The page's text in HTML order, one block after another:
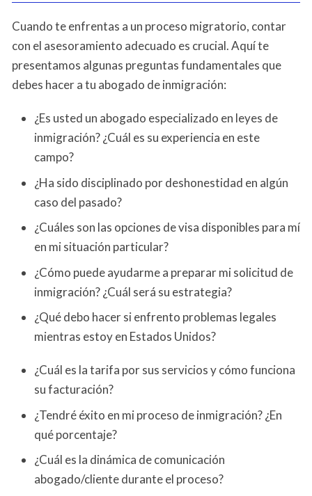
Cuando te enfrentas a un proceso migratorio, contar
con el asesoramiento adecuado es crucial. Aquí te
presentamos algunas preguntas fundamentales que
debes hacer a tu abogado de inmigración:
¿Es usted un abogado especializado en leyes de
inmigración? ¿Cuál es su experiencia en este
campo?
¿Ha sido disciplinado por deshonestidad en algún
caso del pasado?
¿Cuáles son las opciones de visa disponibles para mí
en mi situación particular?
¿Cómo puede ayudarme a preparar mi solicitud de
inmigración? ¿Cuál será su estrategia?
¿Qué debo hacer si enfrento problemas legales
mientras estoy en Estados Unidos?
¿Cuál es la tarifa por sus servicios y cómo funciona
su facturación?
¿Tendré éxito en mi proceso de inmigración? ¿En
qué porcentaje?
¿Cuál es la dinámica de comunicación
abogado/cliente durante el proceso?